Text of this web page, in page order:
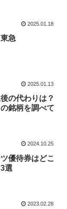
2025.01.18
急
2025.01.13
の代わりは？
銘柄を調べて
2024.10.25
優待券はどこ
選
2023.02.28